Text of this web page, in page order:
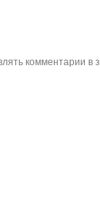
комментарии в